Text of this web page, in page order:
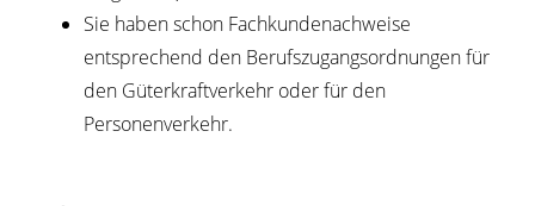
Sie haben schon Fachkundenachweise
entsprechend den Berufszugangsordnungen für
den Güterkraftverkehr oder für den
Personenverkehr.